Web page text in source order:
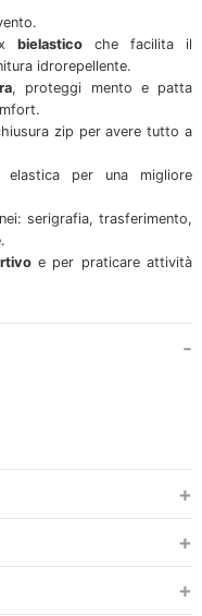
bielastico che facilita il
idrorepellente.
, proteggi mento e patta
zip per avere tutto a
per una migliore
serigrafia, trasferimento,
e per praticare attività